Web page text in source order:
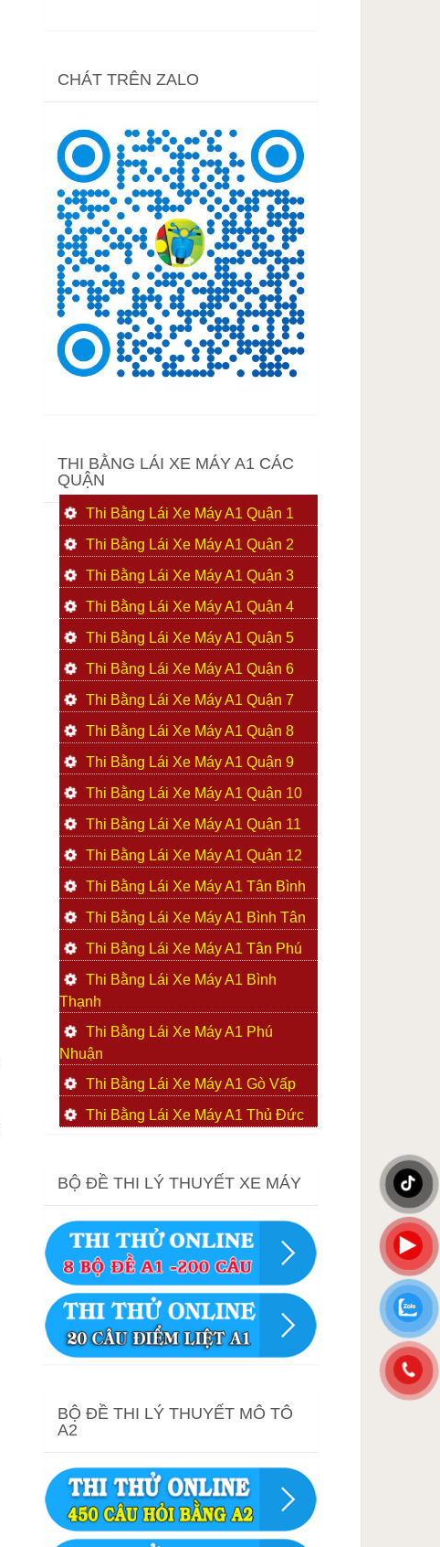
CHÁT TRÊN ZALO
THI BẰNG LÁI XE MÁY A1 CÁC
QUẬN
Thi Bằng Lái Xe Máy A1 Quận 1
Thi Bằng Lái Xe Máy A1 Quận 2
Thi Bằng Lái Xe Máy A1 Quận 3
Thi Bằng Lái Xe Máy A1 Quận 4
Thi Bằng Lái Xe Máy A1 Quận 5
Thi Bằng Lái Xe Máy A1 Quận 6
Thi Bằng Lái Xe Máy A1 Quận 7
Thi Bằng Lái Xe Máy A1 Quận 8
Thi Bằng Lái Xe Máy A1 Quận 9
Thi Bằng Lái Xe Máy A1 Quận 10
Thi Bằng Lái Xe Máy A1 Quận 11
Thi Bằng Lái Xe Máy A1 Quận 12
Thi Bằng Lái Xe Máy A1 Tân Bình
Thi Bằng Lái Xe Máy A1 Bình Tân
Thi Bằng Lái Xe Máy A1 Tân Phú
Thi Bằng Lái Xe Máy A1 Bình
Thạnh
Thi Bằng Lái Xe Máy A1 Phú
Nhuận
Thi Bằng Lái Xe Máy A1 Gò Vấp
Thi Bằng Lái Xe Máy A1 Thủ Đức
BỘ ĐỀ THI LÝ THUYẾT XE MÁY
BỘ ĐỀ THI LÝ THUYẾT MÔ TÔ
A2